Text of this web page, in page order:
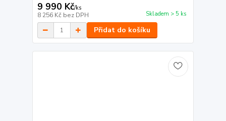
9 990 Kč/ks
8 256 Kč bez DPH Skladem > 5 ks
Přidat do košíku